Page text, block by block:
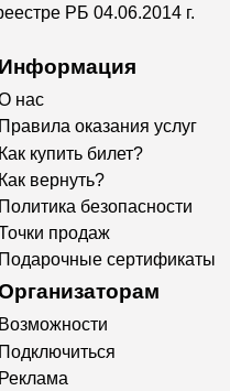
РБ 04.06.2014 г.
Информация
нас
Правила оказания услуг
Как купить билет?
Как вернуть?
Политика безопасности
продаж
Подарочные сертификаты
Возможности
Подключиться
Реклама